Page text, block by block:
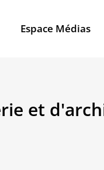
Espace Médias
et